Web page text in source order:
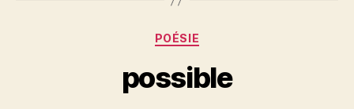
Categories
POÉSIE
possible